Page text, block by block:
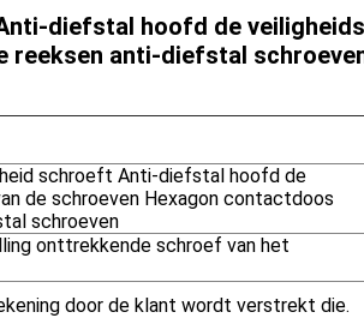
diefstal hoofd de
reeksen anti-diefstal
schroeft Anti-diefstal hoofd de
de schroeven Hexagon contactdoos
schroeven
onttrekkende schroef van het
door de klant wordt verstrekt die.